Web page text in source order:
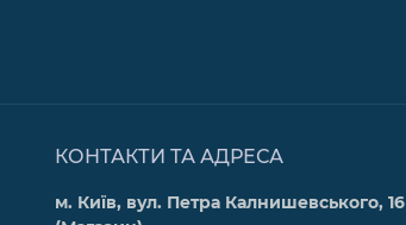
КОНТАКТИ ТА АДРЕСА
м. Київ, вул. Петра Калнишевського, 16